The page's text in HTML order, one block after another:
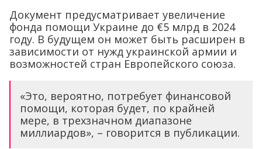
Документ предусматривает увеличение
фонда помощи Украине до €5 млрд в 2024
году. В будущем он может быть расширен в
зависимости от нужд украинской армии и
возможностей стран Европейского союза.
«Это, вероятно, потребует финансовой
помощи, которая будет, по крайней
мере, в трехзначном диапазоне
миллиардов», – говорится в публикации.